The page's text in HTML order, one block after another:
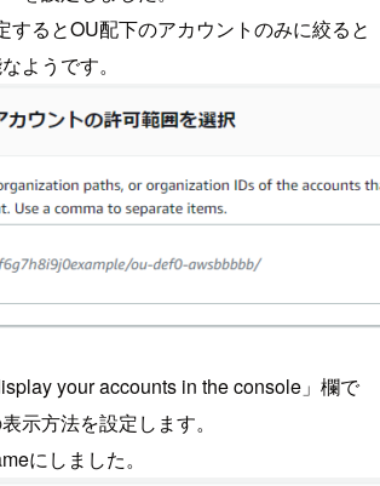
するとOU配下のアカウントのみに絞ると
ようです。
your accounts in the console」欄で
示方法を設定します。
にしました。